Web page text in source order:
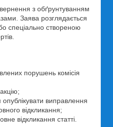
з обґрунтуванням
Заява розглядається
спеціально створеною
порушень комісія
виправлення
відкликання;
відкликання статті.